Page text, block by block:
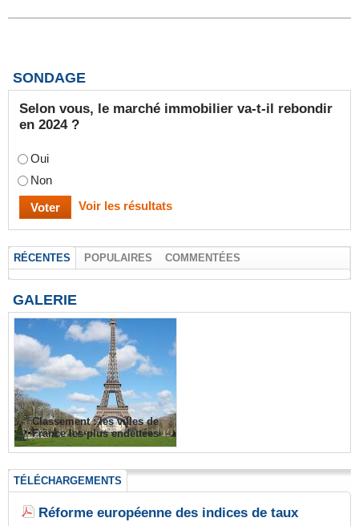
SONDAGE
Selon vous, le marché immobilier va-t-il rebondir
en 2024 ?
Oui
Non
Voir les résultats
RÉCENTES POPULAIRES COMMENTÉES
GALERIE
Classement : les villes de
France les plus endettées
TÉLÉCHARGEMENTS
Réforme européenne des indices de taux